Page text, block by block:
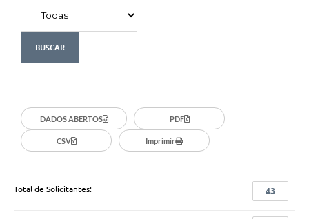
DADOS ABERTOS PDF
CSV Imprimir
Total de Solicitantes: 43